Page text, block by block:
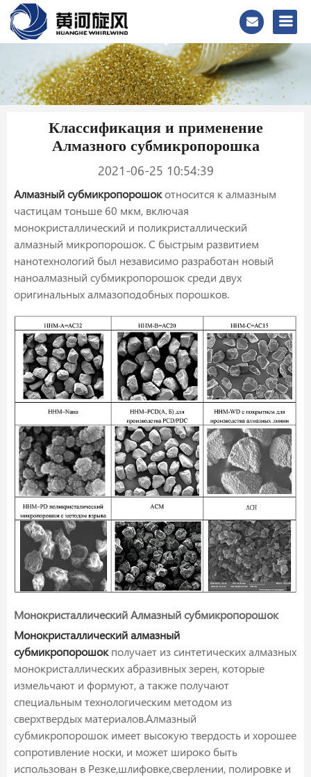
Классификация и применение
Алмазного субмикропорошка
2021-06-25 10:54:39
Алмазный субмикропорошокотносится к алмазным
частицам тоньше 60 мкм, включая
монокристаллический и поликристаллический
алмазный микропорошок. С быстрым развитием
нанотехнологий был независимо разработан новый
наноалмазный субмикропорошок среди двух
оригинальных алмазоподобных порошков.
Монокристаллический Алмазный субмикропорошок
Монокристаллический алмазный
субмикропорошокполучает из синтетических алмазных
монокристаллических абразивных зерен, которые
измельчают и формуют, а также получают
специальным технологическим методом из
сверхтвердых материалов.Алмазный
субмикропорошок имеет высокую твердость и хорошее
сопротивление носки, и может широко быть
использован в Резке,шлифовке,сверлении, полировке и